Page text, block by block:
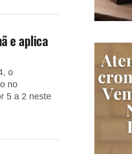
e aplica
o
no
5 a 2 neste